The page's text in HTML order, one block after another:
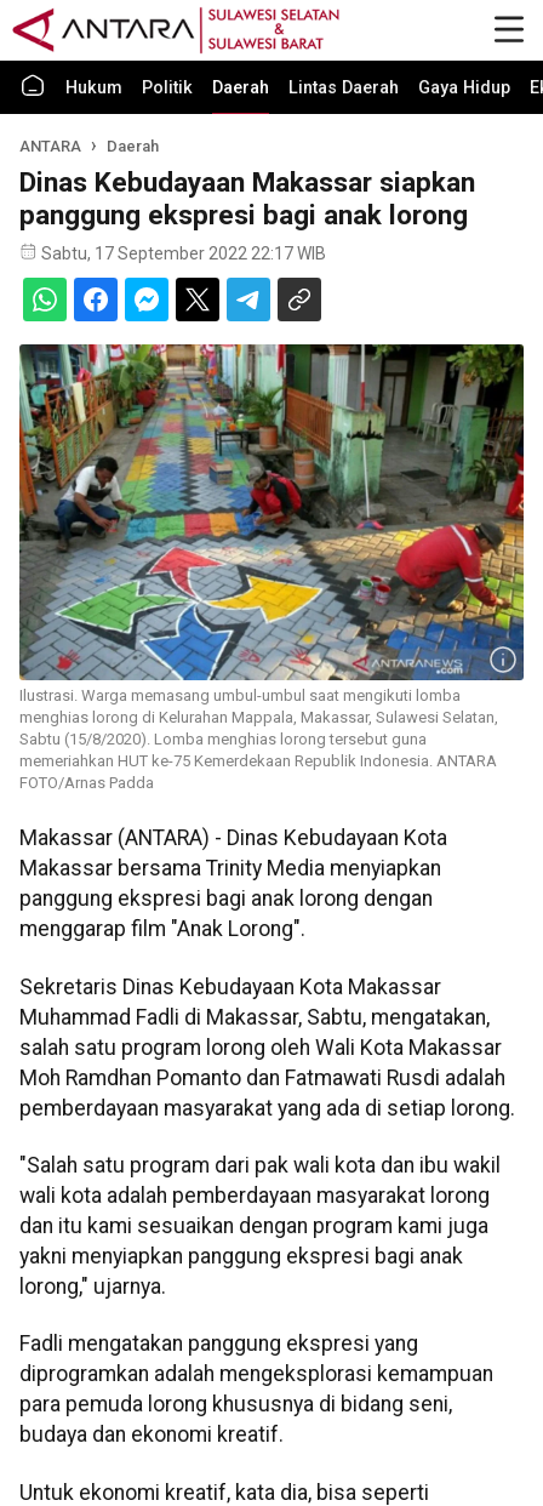
Hukum Politik Daerah Lintas Daerah Gaya Hidup
ANTARA Daerah
Dinas Kebudayaan Makassar siapkan
panggung ekspresi bagi anak lorong
Sabtu, 17 September 2022 22:17 WIB
Ilustrasi. Warga memasang umbul-umbul saat mengikuti lomba
menghias lorong di Kelurahan Mappala, Makassar, Sulawesi Selatan,
Sabtu (15/8/2020). Lomba menghias lorong tersebut guna
memeriahkan HUT ke-75 Kemerdekaan Republik Indonesia. ANTARA
FOTO/Arnas Padda
Makassar (ANTARA) - Dinas Kebudayaan Kota
Makassar bersama Trinity Media menyiapkan
panggung ekspresi bagi anak lorong dengan
menggarap film "Anak Lorong".
Sekretaris Dinas Kebudayaan Kota Makassar
Muhammad Fadli di Makassar, Sabtu, mengatakan,
salah satu program lorong oleh Wali Kota Makassar
Moh Ramdhan Pomanto dan Fatmawati Rusdi adalah
pemberdayaan masyarakat yang ada di setiap lorong.
"Salah satu program dari pak wali kota dan ibu wakil
wali kota adalah pemberdayaan masyarakat lorong
dan itu kami sesuaikan dengan program kami juga
yakni menyiapkan panggung ekspresi bagi anak
lorong," ujarnya.
Fadli mengatakan panggung ekspresi yang
diprogramkan adalah mengeksplorasi kemampuan
para pemuda lorong khususnya di bidang seni,
budaya dan ekonomi kreatif.
Untuk ekonomi kreatif, kata dia, bisa seperti